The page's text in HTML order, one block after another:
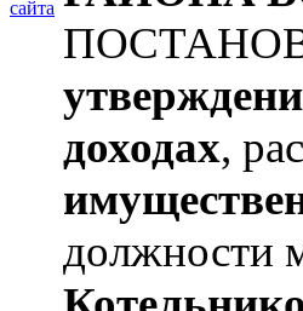
сайта
доходах,
должности